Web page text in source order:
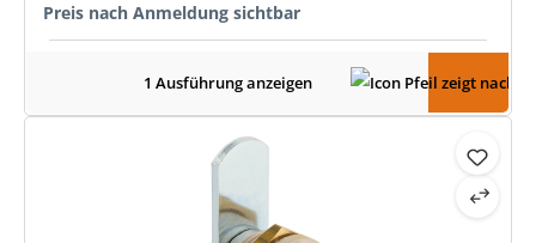
Preis nach Anmeldung sichtbar
1 Ausführung anzeigen